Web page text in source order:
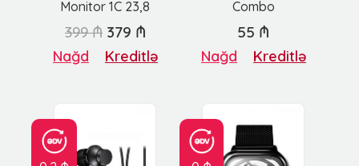
Monitor 1C 23,8
Combo
399 ₼ 379 ₼
Nağd Kreditlə
55 ₼
Nağd Kreditlə